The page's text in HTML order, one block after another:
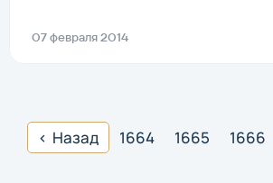
07 февраля 2014
Назад 1664 1665 1666